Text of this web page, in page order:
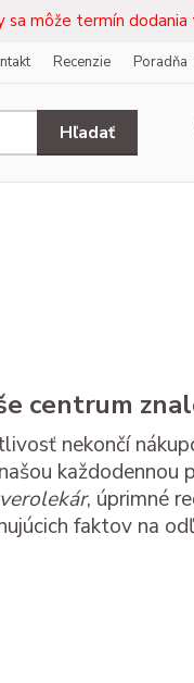
môže termín dodania
Recenzie Poradňa
Hľadať
centrum
nekončí
, úprimné
faktov na